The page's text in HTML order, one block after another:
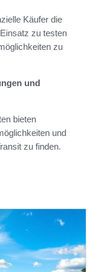
Käufer die
zu testen
zu
und
bieten
und
zu finden.